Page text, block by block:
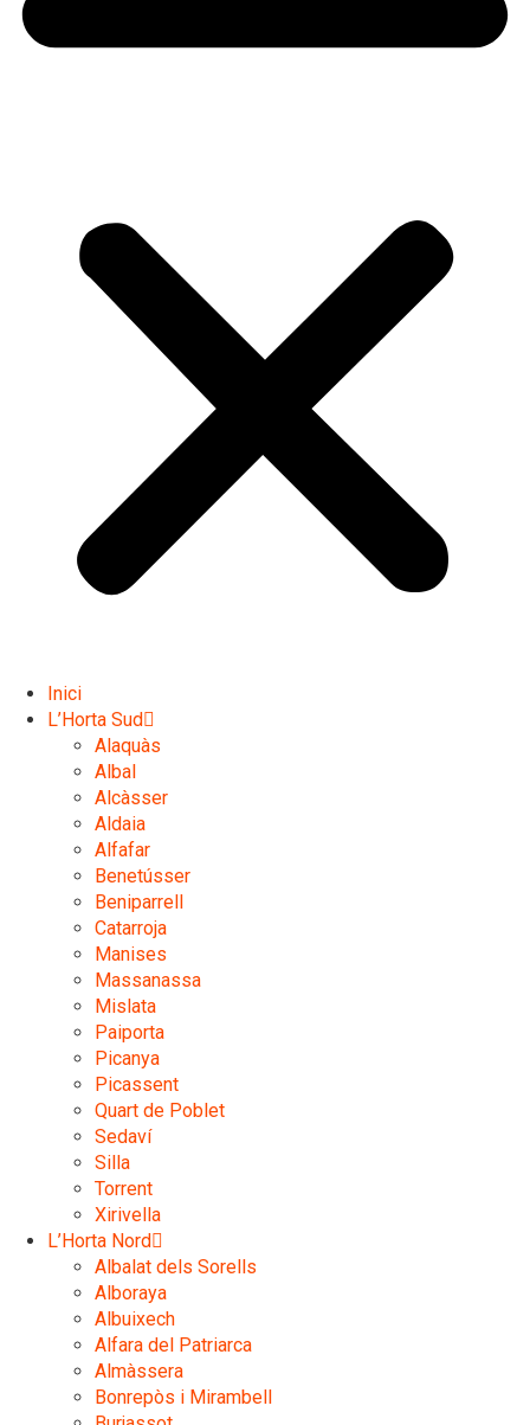
Inici
L’Horta Sud
Alaquàs
Albal
Alcàsser
Aldaia
Alfafar
Benetússer
Beniparrell
Catarroja
Manises
Massanassa
Mislata
Paiporta
Picanya
Picassent
Quart de Poblet
Sedaví
Silla
Torrent
Xirivella
L’Horta Nord
Albalat dels Sorells
Alboraya
Albuixech
Alfara del Patriarca
Almàssera
Bonrepòs i Mirambell